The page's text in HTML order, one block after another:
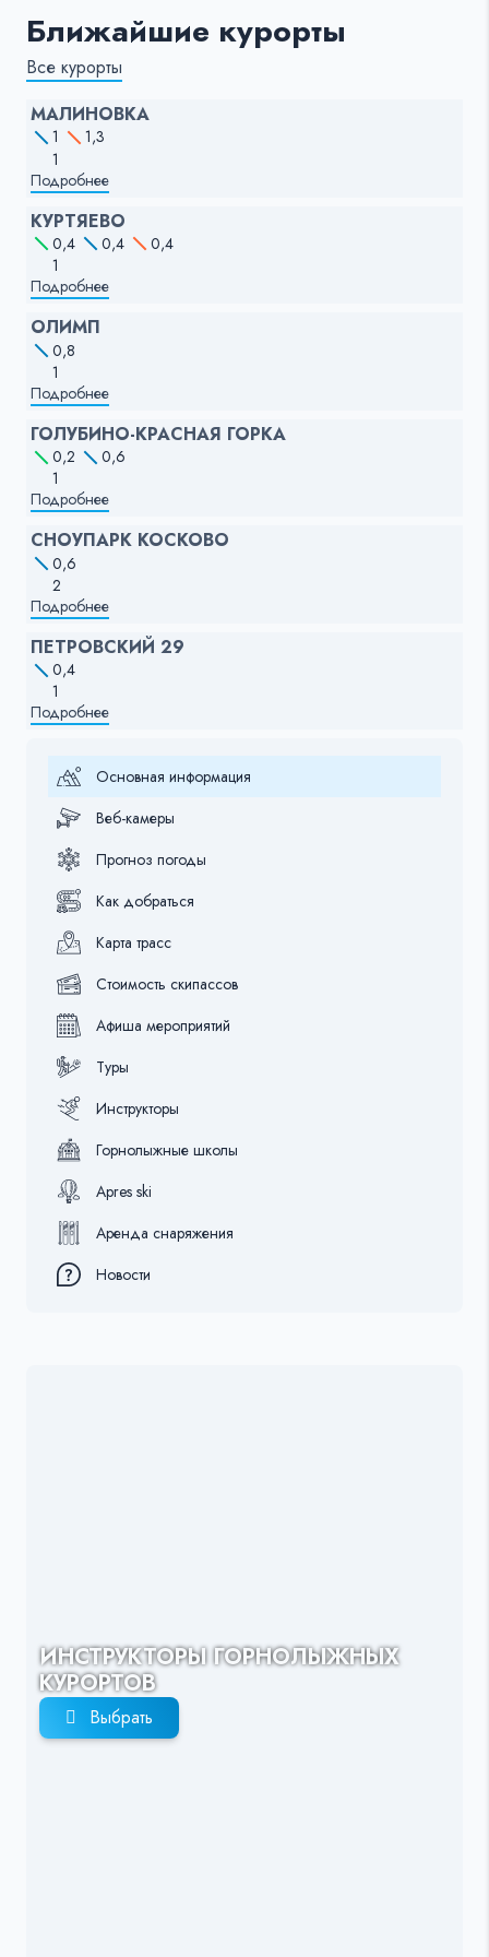
Ближайшие курорты
Все курорты
МАЛИНОВКА
1
1,3
1
Подробнее
КУРТЯЕВО
0,4 0,4
0,4
1
Подробнее
ОЛИМП
0,8
1
Подробнее
ГОЛУБИНО-КРАСНАЯ ГОРКА
0,2
0,6
1
Подробнее
СНОУПАРК КОСКОВО
0,6
2
Подробнее
ПЕТРОВСКИЙ 29
0,4
1
Подробнее
Основная информация
Веб-камеры
Прогноз погоды
Как добраться
Карта трасс
Стоимость скипассов
Афиша мероприятий
Туры
Инструкторы
Горнолыжные школы
Apres ski
Аренда снаряжения
Новости
ИНСТРУКТОРЫ ГОРНОЛЫЖНЫХ
КУРОРТОВ
Выбрать